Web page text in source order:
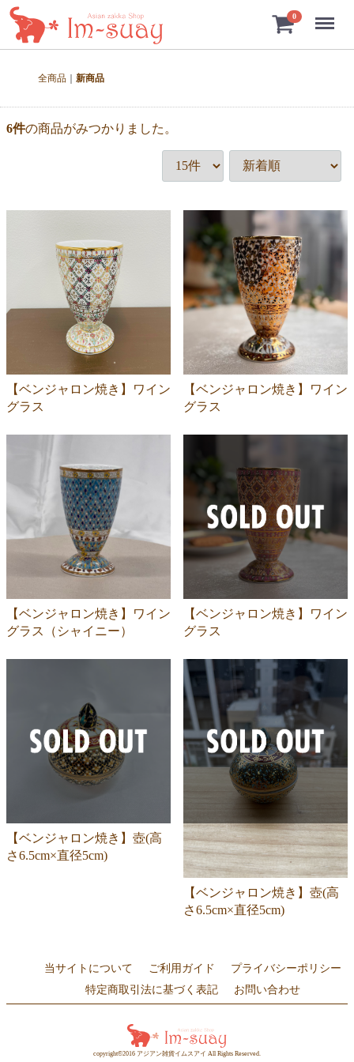
0 Menu
全商品 新商品
6件の商品がみつかりました。
【ベンジャロン焼き】ワイン
グラス
【ベンジャロン焼き】ワイン
グラス
【ベンジャロン焼き】ワイン
グラス（シャイニー）
【ベンジャロン焼き】ワイン
グラス
【ベンジャロン焼き】壺(高
さ6.5cm×直径5cm)
【ベンジャロン焼き】壺(高
さ6.5cm×直径5cm)
当サイトについて ご利用ガイド
プライバシーポリシー
特定商取引法に基づく表記
お問い合わせ
copyright©2016 アジアン雑貨イムスアイ All Rights Reserved.